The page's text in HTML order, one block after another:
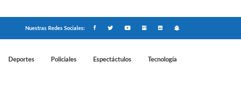
Nuestras Redes Sociales:
Deportes Policiales Espectáctulos Tecnología